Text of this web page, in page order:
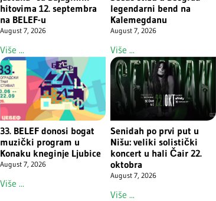
hitovima 12. septembra
na BELEF-u
August 7, 2026
Više ...
legendarni bend na
Kalemegdanu
August 7, 2026
Više ...
33. BELEF donosi bogat
muzički program u
Konaku kneginje Ljubice
August 7, 2026
Više ...
Senidah po prvi put u
Nišu: veliki solistički
koncert u hali Čair 22.
oktobra
August 7, 2026
Više ...